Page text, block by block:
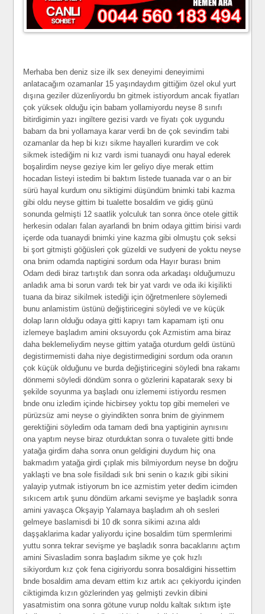
Merhaba ben deniz size ilk sex deneyimi deneyimimi
anlatacağım ozamanlar 15 yaşındaydım gittiğim özel okul yurt
dışına geziler düzenliyordu bn gitmek istiyordum ancak fiyatları
çok yüksek olduğu için babam yollamiyordu neyse 8 sınıfı
bitirdigimin yazı ingiltere gezisi vardı ve fiyatı çok uygundu
babam da bni yollamaya karar verdi bn de çok sevindim tabi
ozamanlar da hep bi kızı sikme hayalleri kurardim ve cok
sikmek istediğim ni kız vardı ismi tuanaydi onu hayal ederek
boşalirdim neyse geziye kim ler geliyo diye merak ettim
hocadan listeyi istedim bi baktım listede tuanada var o an bir
sürü hayal kurdum onu siktigimi düşündüm bnimki tabi kazma
gibi oldu neyse gittim bi tualette bosaldim ve gidiş günü
sonunda gelmişti 12 saatlik yolculuk tan sonra önce otele gittik
herkesin odaları falan ayarlandi bn bnim odaya gittim birisi vardı
içerde oda tuanaydi bnimki yine kazma gibi olmuştu çok seksi
bi şort gitmişti göğüsleri çok güzeldi ve sudyeni de yoktu neyse
ona bnim odamda naptigini sordum oda Hayır burası bnim
Odam dedi biraz tartıştık dan sonra oda arkadaşı olduğumuzu
anladık ama bi sorun vardı tek bir yat vardı ve oda iki kişilikti
tuana da biraz sikilmek istediği için öğretmenlere söylemedi
bunu anlamistim üstünü değiştiricegini söyledi ve ve küçük
dolap ların olduğu odaya gitti kapıyı tam kapamam işti onu
izlemeye başladım amini oksuyordu çok Azmistim ama biraz
daha beklemeliydim neyse gittim yatağa oturdum geldi üstünü
degistirmemisti daha niye degistirmedigini sordum oda oranın
çok küçük olduğunu ve burda değiştiricegini söyledi bna rakamı
dönmemi söyledi döndüm sonra o gözlerini kapatarak sexy bi
şekilde soyunma ya başladı onu izlememi istiyordu resmen
bnde onu izledim içinde hicbirsey yoktu top gibi memeleri ve
pürüzsüz ami neyse o giyindikten sonra bnim de giyinmem
gerektiğini söyledim oda tamam dedi bna yaptiginin aynısını
ona yaptım neyse biraz oturduktan sonra o tuvalete gitti bnde
yatağa girdim daha sonra onun geldigini duydum hiç ona
bakmadım yatağa girdi çıplak mis bilmiyordum neyse bn doğru
yaklaşti ve bna sole fisildadi sık bni senin o kazık gibi sikini
yalayip yutmak istiyorum bn ice azmistim yeter dedim icimden
sıkıcem artık şunu döndüm arkami sevişme ye başladık sonra
amini yavaşca Okşayip Yalamaya başladım ah oh sesleri
gelmeye baslamisdi bi 10 dk sonra sikimi azına aldı
daşşaklarima kadar yaliyordu içine bosaldim tüm spermlerimi
yuttu sonra tekrar sevişme ye başladık sonra bacaklarını açtım
amini Sivasladim sonra başladım sikme ye çok hızlı
sikiyordum kız çok fena cigiriyordu sonra bosaldigini hissettim
bnde bosaldim ama devam ettim kız artık acı çekiyordu içinden
ciktigimda kızın gözlerinden yaş gelmişti zevkin dibini
yasatmistim ona sonra götune vurup noldu kaltak sıktım işte